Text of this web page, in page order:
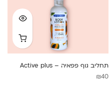
תחליב גוף פפאיה – Active plus
₪40